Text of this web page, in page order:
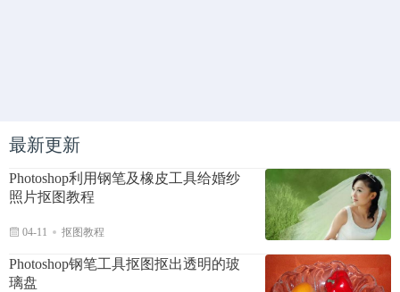
最新更新
Photoshop利用钢笔及橡皮工具给婚纱
照片抠图教程
04-11 抠图教程
Photoshop钢笔工具抠图抠出透明的玻
璃盘